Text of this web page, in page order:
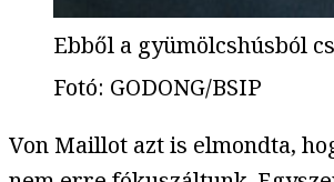
Ebből a gyümölcshúsból
Fotó: GODONG/BSIP
Von Maillot azt is elmondta,